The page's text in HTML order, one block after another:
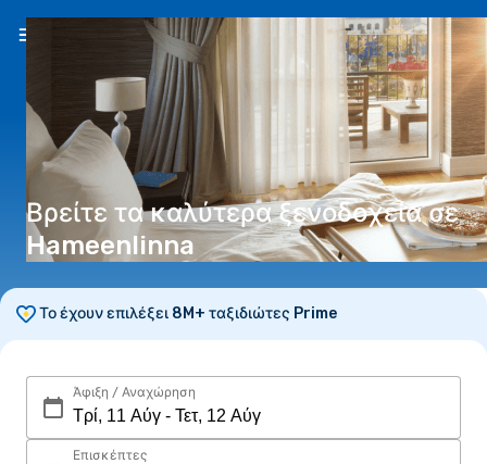
EL(€)
Βρείτε τα καλύτερα ξενοδοχεία σε
Hameenlinna
Το έχουν επιλέξει 8M+ ταξιδιώτες Prime
Άφιξη / Αναχώρηση
Επισκέπτες